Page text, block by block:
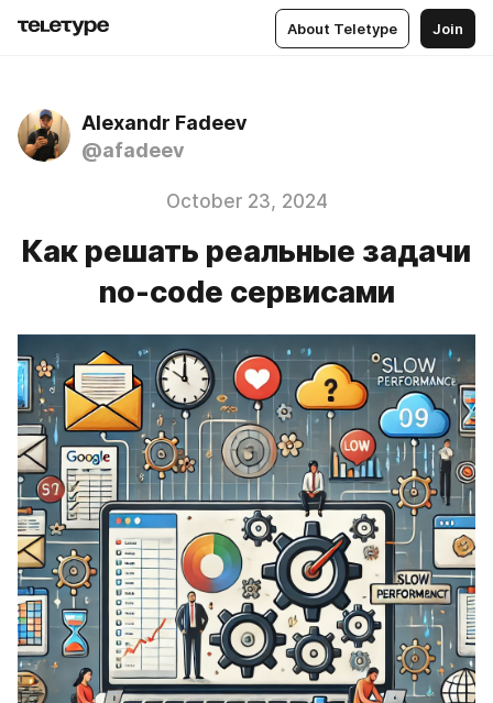
About Teletype Join
Alexandr Fadeev
@afadeev
October 23, 2024
Как решать реальные задачи
no-code сервисами